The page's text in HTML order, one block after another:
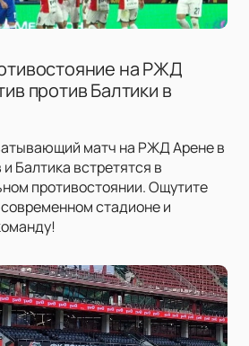
на РЖД
против Балтики в
матч на РЖД Арене в
Балтика встретятся в
противостоянии. Ощутите
стадионе и